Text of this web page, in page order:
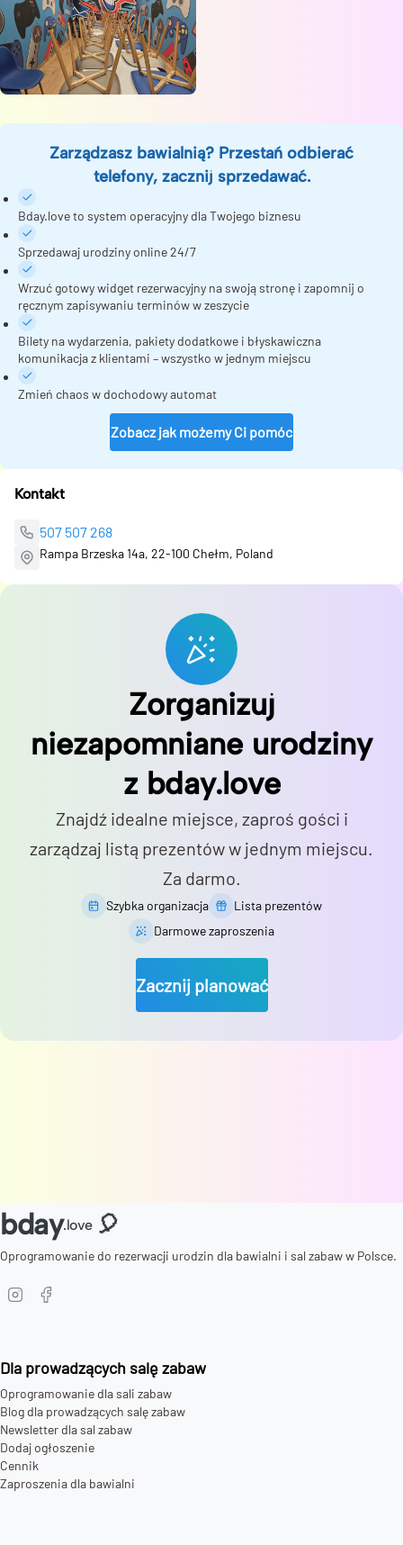
Zarządzasz bawialnią? Przestań odbierać
telefony, zacznij sprzedawać.
Bday.love to system operacyjny dla Twojego biznesu
Sprzedawaj urodziny online 24/7
Wrzuć gotowy widget rezerwacyjny na swoją stronę i zapomnij o
ręcznym zapisywaniu terminów w zeszycie
Bilety na wydarzenia, pakiety dodatkowe i błyskawiczna
komunikacja z klientami – wszystko w jednym miejscu
Zmień chaos w dochodowy automat
Zobacz jak możemy Ci pomóc
Kontakt
507 507 268
Rampa Brzeska 14a, 22-100 Chełm, Poland
Zorganizuj
niezapomniane urodziny
z bday.love
Znajdź idealne miejsce, zaproś gości i
zarządzaj listą prezentów w jednym miejscu.
Za darmo.
Szybka organizacja
Lista prezentów
Darmowe zaproszenia
Zacznij planować
bday.love 🎈
Oprogramowanie do rezerwacji urodzin dla bawialni i sal zabaw w Polsce.
Dla prowadzących salę zabaw
Oprogramowanie dla sali zabaw
Blog dla prowadzących salę zabaw
Newsletter dla sal zabaw
Dodaj ogłoszenie
Cennik
Zaproszenia dla bawialni